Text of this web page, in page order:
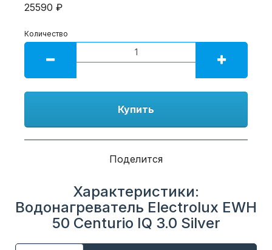
25590 ₽
Количество
Купить
Поделится
Характеристики:
Водонагреватель Electrolux EWH
50 Centurio IQ 3.0 Silver